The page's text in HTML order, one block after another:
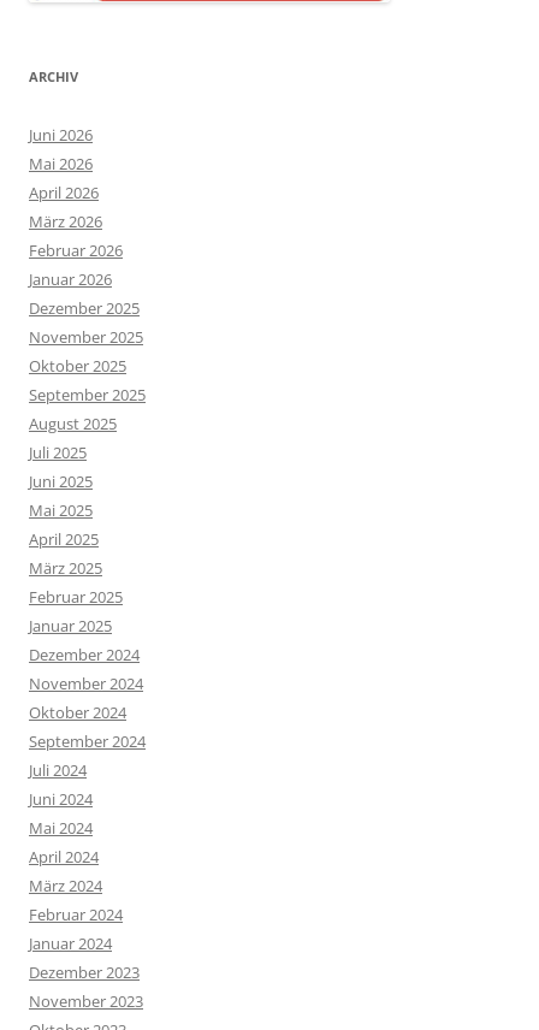
ARCHIV
Juni 2026
Mai 2026
April 2026
März 2026
Februar 2026
Januar 2026
Dezember 2025
November 2025
Oktober 2025
September 2025
August 2025
Juli 2025
Juni 2025
Mai 2025
April 2025
März 2025
Februar 2025
Januar 2025
Dezember 2024
November 2024
Oktober 2024
September 2024
Juli 2024
Juni 2024
Mai 2024
April 2024
März 2024
Februar 2024
Januar 2024
Dezember 2023
November 2023